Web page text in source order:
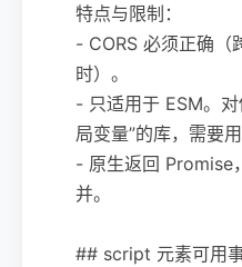
特点与限制：
- CORS 必须正确（
时）。
- 只适用于 ESM。
局变量”的库，需要用
- 原生返回 Promise
并。
## script 元素可用